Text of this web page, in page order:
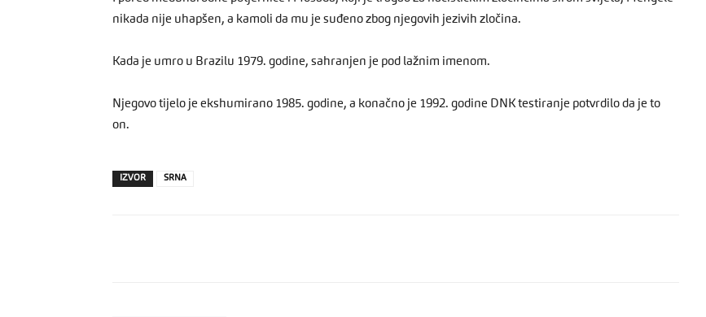
nikada nije uhapšen, a kamoli da mu je suđeno zbog njegovih jezivih zločina.
Kada je umro u Brazilu 1979. godine, sahranjen je pod lažnim imenom.
Njegovo tijelo je ekshumirano 1985. godine, a konačno je 1992. godine DNK testiranje potvrdilo da je to
on.
IZVOR SRNA